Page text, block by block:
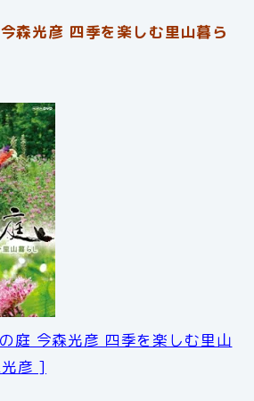
森光彦 四季を楽しむ里山暮ら
庭 今森光彦 四季を楽しむ里山
彦 ]